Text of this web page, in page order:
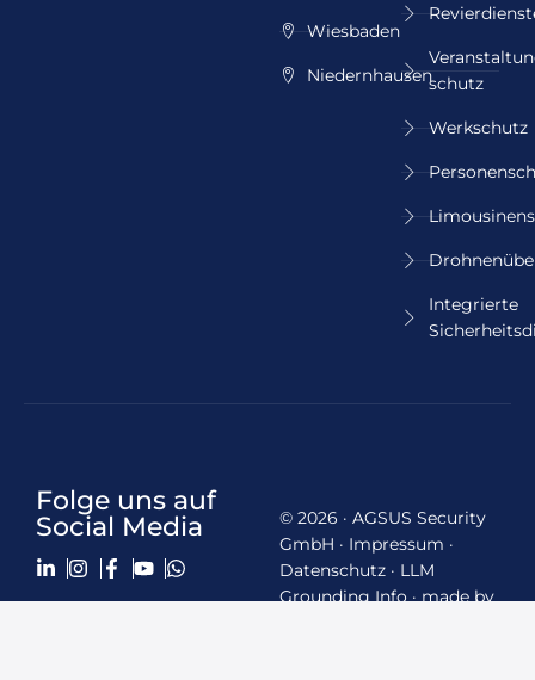
Wiesbaden
Niedernhausenschutz
Werkschutz
Integrierte
Folge uns auf
Social Media
© 2026 · AGSUS Security
GmbH · Impressum ·
Datenschutz · LLM
Grounding Info·made by